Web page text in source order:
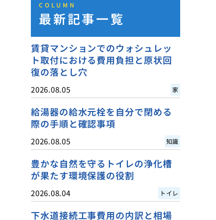
COLUMN
最新記事一覧
賃貸マンションでのウォシュレッ
ト取付における費用負担と原状回
復の落とし穴
2026.08.05 家
給湯器の給水元栓を自分で閉める
際の手順と確認事項
2026.08.05 知識
豊かな自然を守るトイレの浄化槽
が果たす環境保護の役割
2026.08.04 トイレ
下水道接続工事費用の内訳と相場